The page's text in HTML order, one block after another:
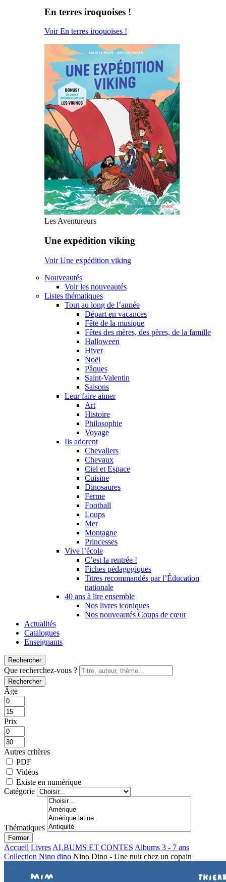
En terres iroquoises !
Voir En terres iroquoises !
Les Aventureurs
Une expédition viking
Voir Une expédition viking
Nouveautés
Voir les nouveautés
Listes thématiques
Tout au long de l’année
Départ en vacances
Fête de la musique
Fêtes des mères, des pères, de la famille
Halloween
Hiver
Noël
Pâques
Saint-Valentin
Saisons
Leur faire aimer
Art
Histoire
Philosophie
Voyage
Ils adorent
Chevaliers
Chevaux
Ciel et Espace
Cuisine
Dinosaures
Ferme
Football
Loups
Mer
Montagne
Princesses
Vive l’école
C’est la rentrée !
Fiches pédagogiques
Titres recommandés par l’Éducation
nationale
40 ans à lire ensemble
Nos livres iconiques
Nos nouveautés Coups de cœur
Actualités
Catalogues
Enseignants
Rechercher
Que recherchez-vous ?
Rechercher
Âge
Prix
Autres critères
PDF
Vidéos
Existe en numérique
Catégorie
Thématiques
Fermer
Accueil Livres ALBUMS ET CONTES Albums 3 - 7 ans
Collection Nino dino Nino Dino - Une nuit chez un copain